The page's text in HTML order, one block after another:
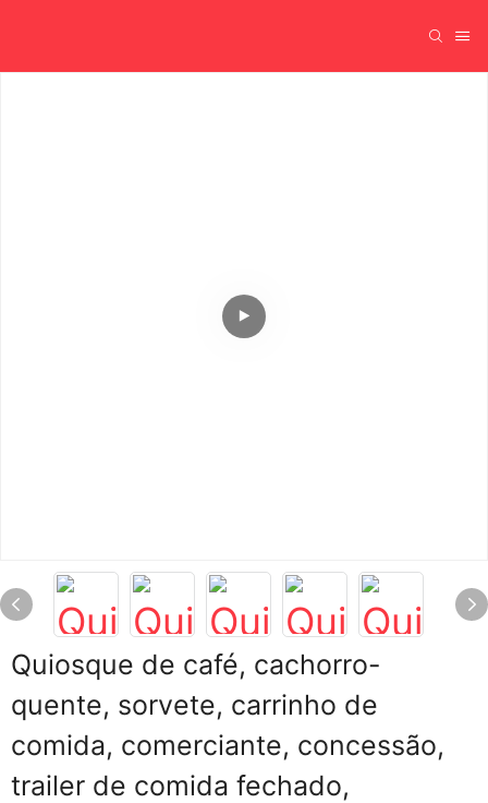
Quiosque de café, cachorro-
quente, sorvete, carrinho de
comida, comerciante, concessão,
trailer de comida fechado,